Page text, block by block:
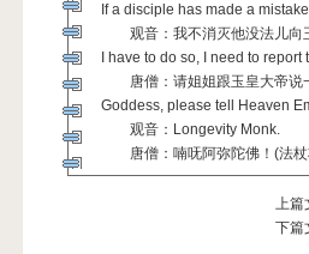
If a disciple has made a
观音：我不消灭他没法儿向
I have to do so, I need to
唐僧：请姐姐跟玉皇大帝说
Goddess, please tell Heaven
观音：Longevity Monk.
唐僧：喃呒阿弥陀佛！(法杖
上篇
下篇